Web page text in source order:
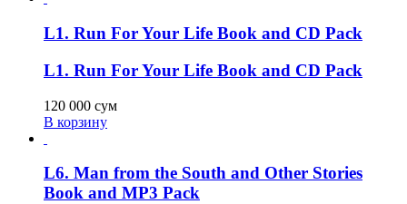
L1. Run For Your Life Book and CD Pack
L1. Run For Your Life Book and CD Pack
120 000 сум
В корзину
L6. Man from the South and Other Stories
Book and MP3 Pack